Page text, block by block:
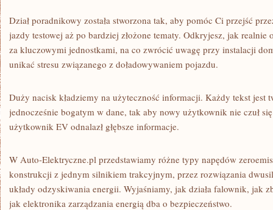
Dział poradnikowy została stworzona tak, aby pomóc Ci przejść
jazdy testowej aż po bardziej złożone tematy. Odkryjesz, jak realnie
za kluczowymi jednostkami, na co zwrócić uwagę przy instalacji
unikać stresu związanego z doładowywaniem pojazdu.
Duży nacisk kładziemy na użyteczność informacji. Każdy tekst jest
jednocześnie bogatym w dane, tak aby nowy użytkownik nie czuł
użytkownik EV odnalazł głębsze informacje.
W Auto-Elektryczne.pl przedstawiamy różne typy napędów
konstrukcji z jednym silnikiem trakcyjnym, przez rozwiązania
układy odzyskiwania energii. Wyjaśniamy, jak działa falownik, jak
jak elektronika zarządzania energią dba o bezpieczeństwo.